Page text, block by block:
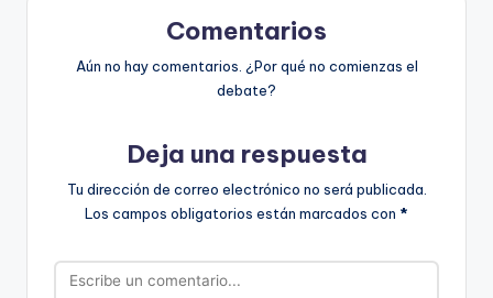
Comentarios
Aún no hay comentarios. ¿Por qué no comienzas el
debate?
Deja una respuesta
Tu dirección de correo electrónico no será publicada.
Los campos obligatorios están marcados con *